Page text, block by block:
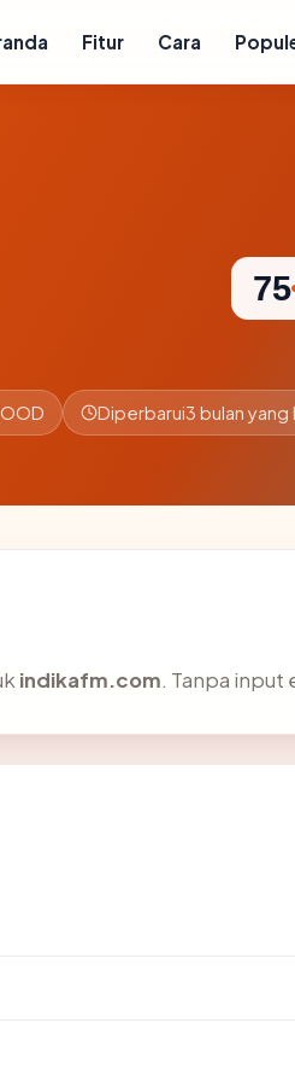
Fitur Cara
75
Diperbarui3 bulan yang
indikafm.com. Tanpa